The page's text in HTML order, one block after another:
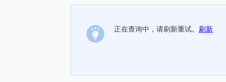
正在查询中，请刷新重试。 刷新